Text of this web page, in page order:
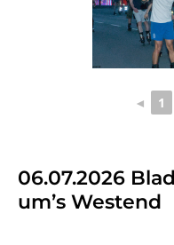
◄ 1
06.07.2026
um’s Westend